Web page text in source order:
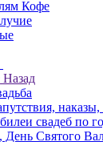
Кофе
Назад
свадеб по
День Святого